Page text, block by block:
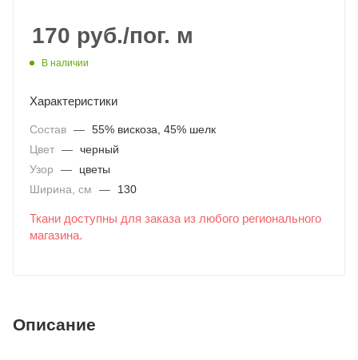
170 руб./пог. м
В наличии
Характеристики
Состав — 55% вискоза, 45% шелк
Цвет — черный
Узор
—
цветы
Ширина, см
— 130
Ткани доступны для заказа из любого регионального
магазина.
Описание